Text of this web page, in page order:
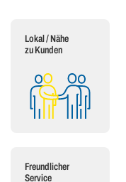
Lokal / Nähe
zu Kunden
Freundlicher
Service